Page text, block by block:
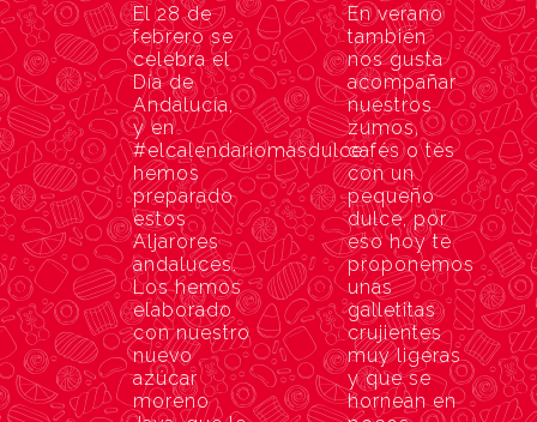
El 28 de
febrero se
celebra el
Día de
Andalucía,
y en
#elcalendariomasdulce
hemos
preparado
estos
Aljarores
andaluces.
Los hemos
elaborado
con nuestro
nuevo
azúcar
moreno
En verano
también
nos gusta
acompañar
nuestros
zumos,
cafés o tés
con un
pequeño
dulce, por
eso hoy te
proponemos
unas
galletitas
crujientes
muy ligeras
y que se
hornean en